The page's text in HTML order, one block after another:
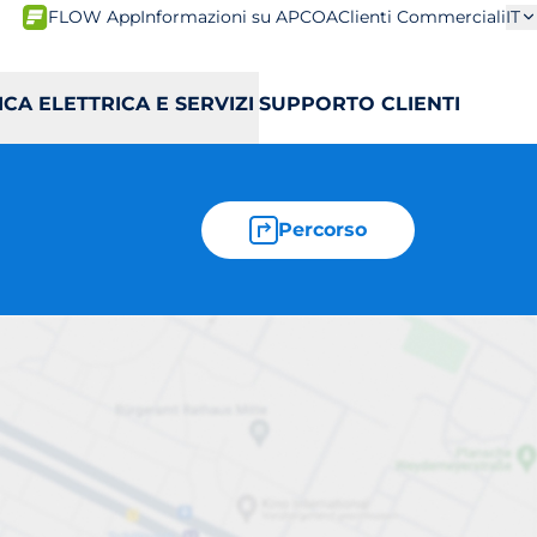
FLOW AppInformazioni su APCOAClienti CommercialiIT
ELETTRICA E SERVIZI SUPPORTO CLIENTI
Percorso